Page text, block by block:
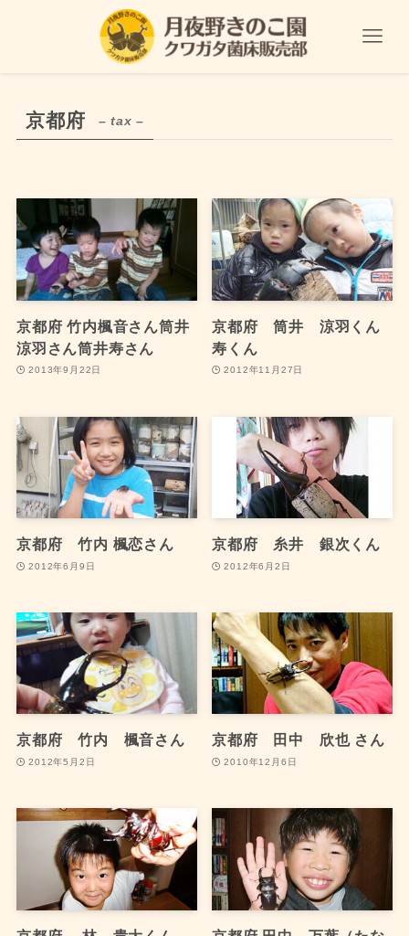
京都府 – tax –
京都府 竹内楓音さん筒井
涼羽さん筒井寿さん
2013年9月22日
京都府 筒井 涼羽くん
寿くん
2012年11月27日
京都府 竹内 楓恋さん
2012年6月9日
京都府 糸井 銀次くん
2012年6月2日
京都府 竹内 楓音さん
2012年5月2日
京都府 田中 欣也 さん
2010年12月6日